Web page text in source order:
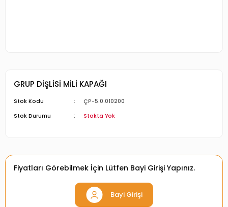
GRUP DİŞLİSİ MİLİ KAPAĞI
Stok Kodu
ÇP-5.0.010200
Stok Durumu
Stokta Yok
Fiyatları Görebilmek İçin Lütfen Bayi Girişi Yapınız.
Bayi Girişi